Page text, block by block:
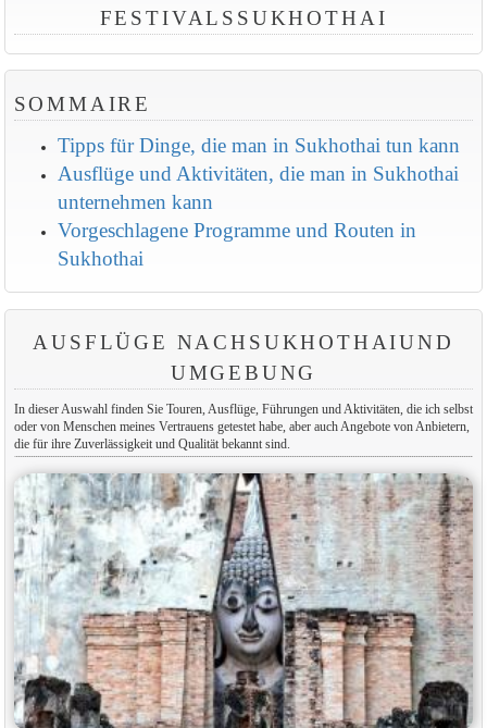
FESTIVALSSUKHOTHAI
SOMMAIRE
Tipps für Dinge, die man in Sukhothai tun kann
Ausflüge und Aktivitäten, die man in Sukhothai
unternehmen kann
Vorgeschlagene Programme und Routen in
Sukhothai
AUSFLÜGE NACHSUKHOTHAIUND
UMGEBUNG
In dieser Auswahl finden Sie Touren, Ausflüge, Führungen und Aktivitäten, die ich selbst
oder von Menschen meines Vertrauens getestet habe, aber auch Angebote von Anbietern,
die für ihre Zuverlässigkeit und Qualität bekannt sind.